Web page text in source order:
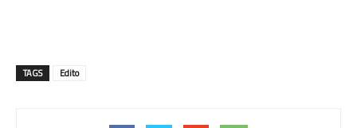
TAGS Edito